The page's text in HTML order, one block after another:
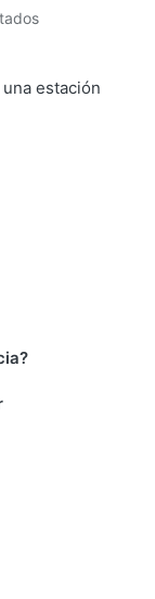
estación